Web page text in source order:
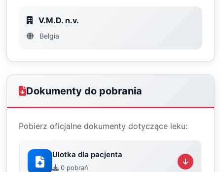
V.M.D. n.v.
Belgia
Dokumenty do pobrania
Pobierz oficjalne dokumenty dotyczące leku:
Ulotka dla pacjenta
0 pobrań